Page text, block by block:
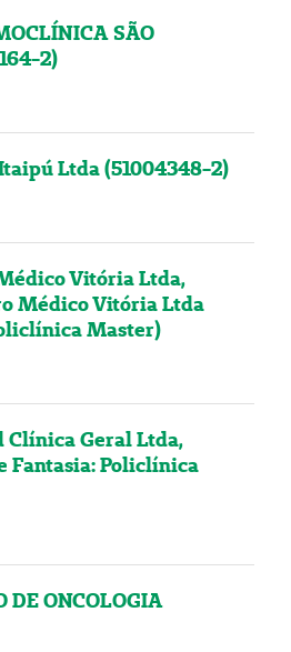
SÃO
2)
Ltda (51004348-2)
Vitória Ltda,
Médico Vitória Ltda
Master)
Clínica Geral Ltda,
Fantasia: Policlínica
DE ONCOLOGIA